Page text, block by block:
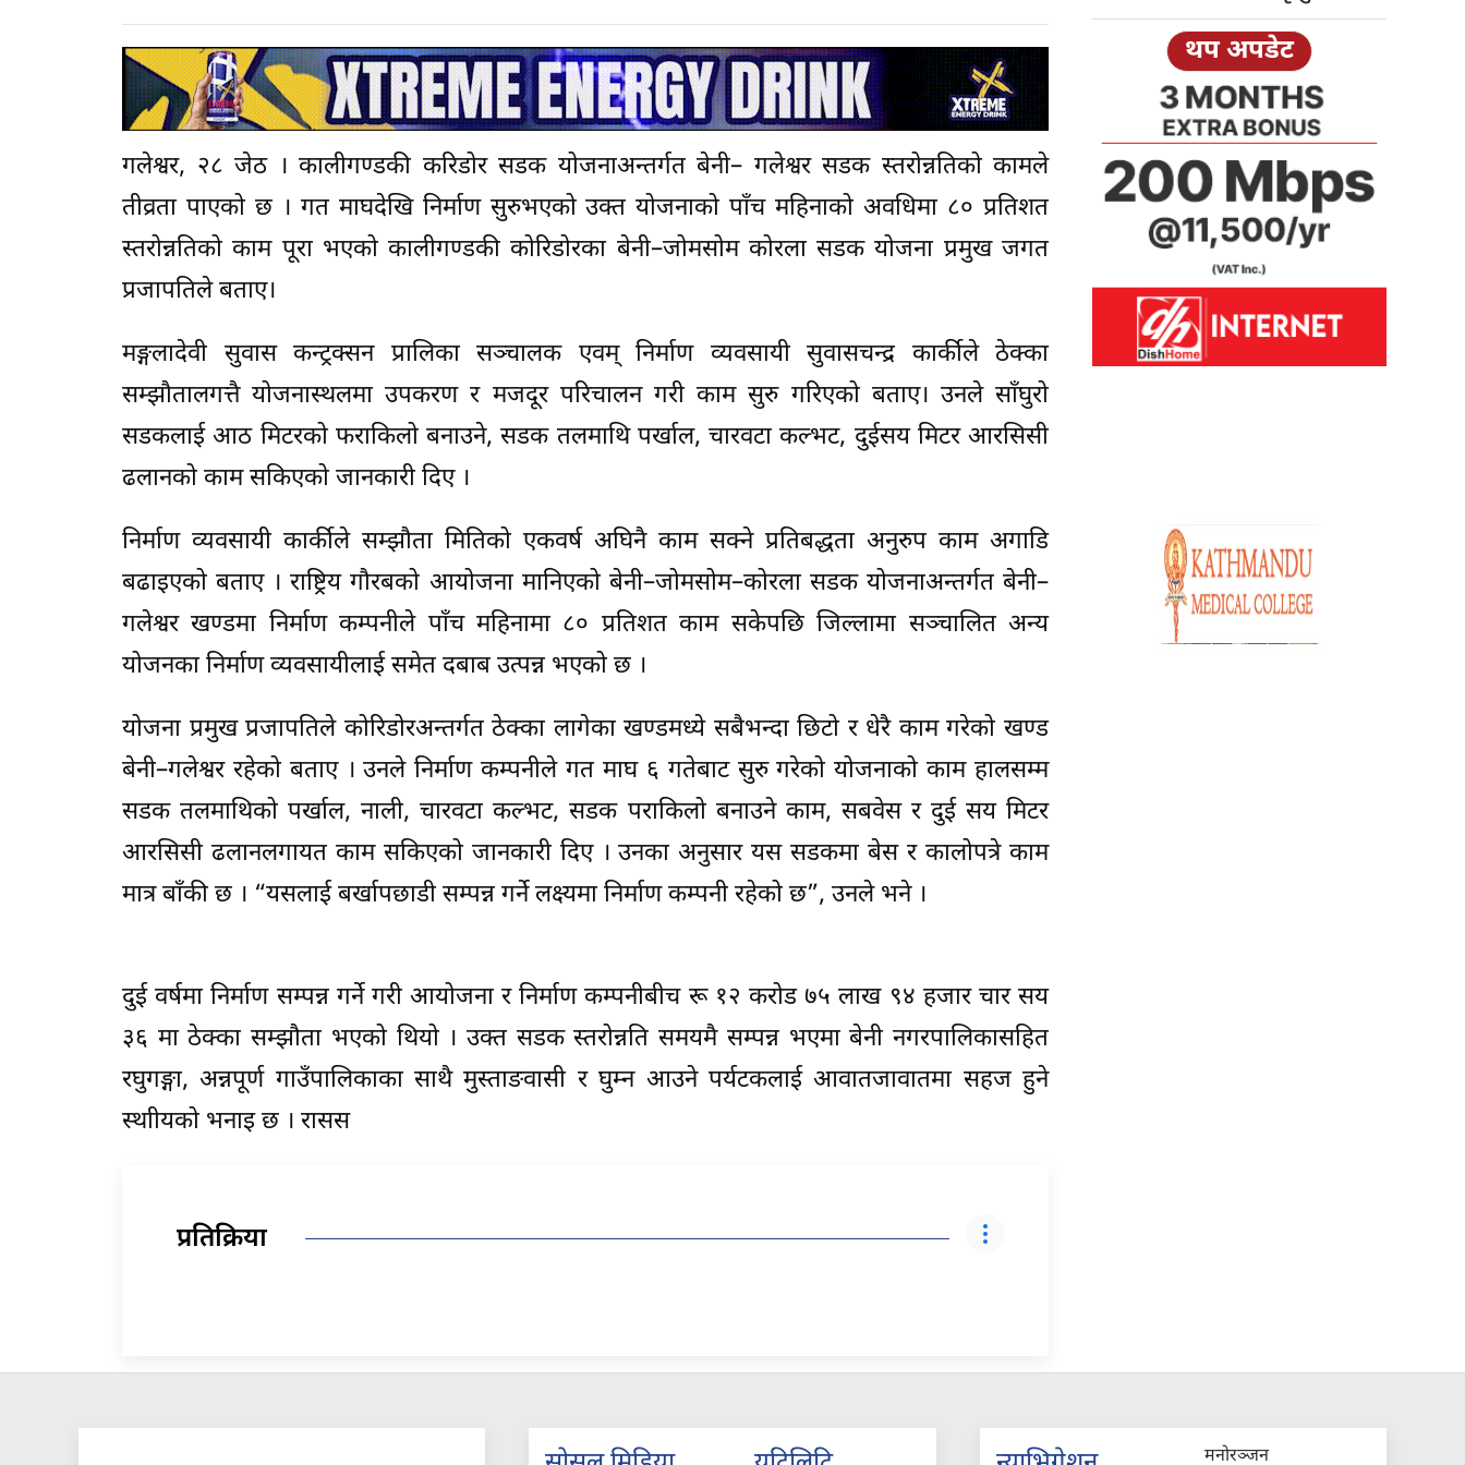
गलेश्वर, २८ जेठ । कालीगण्डकी करिडोर सडक योजनाअन्तर्गत बेनी– गलेश्वर सडक स्तरोन्नतिको कामले
तीव्रता पाएको छ । गत माघदेखि निर्माण सुरुभएको उक्त योजनाको पाँच महिनाको अवधिमा ८० प्रतिशत
स्तरोन्नतिको काम पूरा भएको कालीगण्डकी कोरिडोरका बेनी–जोमसोम कोरला सडक योजना प्रमुख जगत
प्रजापतिले बताए।
मङ्गलादेवी सुवास कन्ट्रक्सन प्रालिका सञ्चालक एवम् निर्माण व्यवसायी सुवासचन्द्र कार्कीले ठेक्का
सम्झौतालगत्तै योजनास्थलमा उपकरण र मजदूर परिचालन गरी काम सुरु गरिएको बताए। उनले साँघुरो
सडकलाई आठ मिटरको फराकिलो बनाउने, सडक तलमाथि पर्खाल, चारवटा कल्भट, दुईसय मिटर आरसिसी
ढलानको काम सकिएको जानकारी दिए ।
निर्माण व्यवसायी कार्कीले सम्झौता मितिको एकवर्ष अघिनै काम सक्ने प्रतिबद्धता अनुरुप काम अगाडि
बढाइएको बताए । राष्ट्रिय गौरबको आयोजना मानिएको बेनी–जोमसोम–कोरला सडक योजनाअन्तर्गत बेनी–
गलेश्वर खण्डमा निर्माण कम्पनीले पाँच महिनामा ८० प्रतिशत काम सकेपछि जिल्लामा सञ्चालित अन्य
योजनका निर्माण व्यवसायीलाई समेत दबाब उत्पन्न भएको छ ।
योजना प्रमुख प्रजापतिले कोरिडोरअन्तर्गत ठेक्का लागेका खण्डमध्ये सबैभन्दा छिटो र धेरै काम गरेको खण्ड
बेनी–गलेश्वर रहेको बताए । उनले निर्माण कम्पनीले गत माघ ६ गतेबाट सुरु गरेको योजनाको काम हालसम्म
सडक तलमाथिको पर्खाल, नाली, चारवटा कल्भट, सडक पराकिलो बनाउने काम, सबवेस र दुई सय मिटर
आरसिसी ढलानलगायत काम सकिएको जानकारी दिए । उनका अनुसार यस सडकमा बेस र कालोपत्रे काम
मात्र बाँकी छ । “यसलाई बर्खापछाडी सम्पन्न गर्ने लक्ष्यमा निर्माण कम्पनी रहेको छ”, उनले भने ।
दुई वर्षमा निर्माण सम्पन्न गर्ने गरी आयोजना र निर्माण कम्पनीबीच रू १२ करोड ७५ लाख ९४ हजार चार सय
३६ मा ठेक्का सम्झौता भएको थियो । उक्त सडक स्तरोन्नति समयमै सम्पन्न भएमा बेनी नगरपालिकासहित
रघुगङ्गा, अन्नपूर्ण गाउँपालिकाका साथै मुस्ताङवासी र घुम्न आउने पर्यटकलाई आवातजावातमा सहज हुने
स्थाीयको भनाइ छ । रासस
प्रतिक्रिया
थप अपडेट
मनोरञ्जन